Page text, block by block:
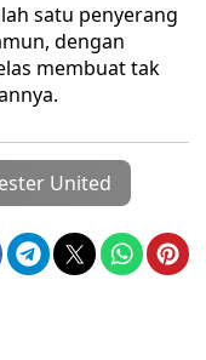
satu penyerang
dengan
membuat tak
United